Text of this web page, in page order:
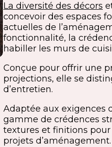
La diversité des décors
concevoir des espaces
actuelles de
fonctionnalité, la
habiller les murs de
Conçue pour offrir une
projections, elle se
d’entretien.
Adaptée aux exigences
gamme de crédences
textures et finitions
projets d’aménagement.